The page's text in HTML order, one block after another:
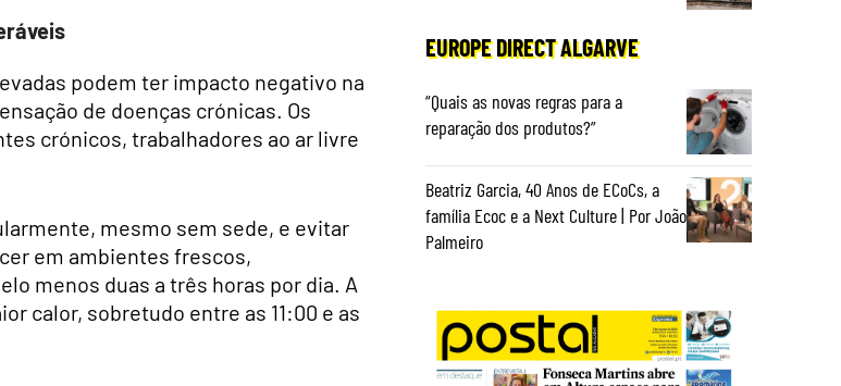
podem ter impacto negativo na
de doenças crónicas. Os
crónicos, trabalhadores ao ar livre
mesmo sem sede, e evitar
em ambientes frescos,
menos duas a três horas por dia. A
calor, sobretudo entre as 11:00 e as
EUROPE DIRECT ALGARVE
“Quais as novas regras para a
reparação dos produtos?”
Beatriz Garcia, 40 Anos de ECoCs, a
família Ecoc e a Next Culture | Por João
Palmeiro